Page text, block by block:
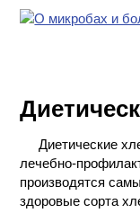
ВРЕДНЫЕ
ФАКТОРЫ
Диетические
лечебно-
производятся
здоровые сорта